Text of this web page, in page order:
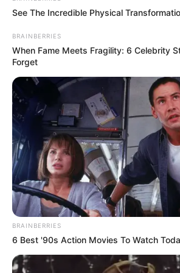
(foto: imdb)
See The Incredible Physical
BRAINBERRIES
When Fame Meets Fragility: 6 Celebrity
Forget
BRAINBERRIES
6 Best '90s Action Movies To Watch